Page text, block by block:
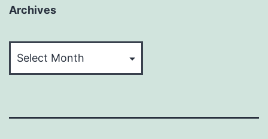
Archives